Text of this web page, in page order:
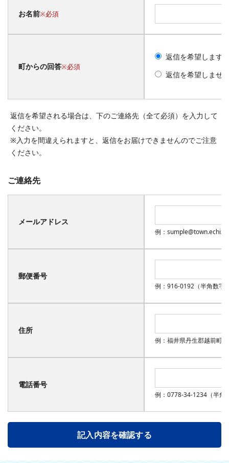
お名前※必須
町からの回答※必須
返信を希望します
返信を希望しませ
返信を希望される場合は、下のご連絡先（全て必須）を入力して
ください。
※入力を間違えられますと、返信をお届けできませんのでご注意
ください。
ご連絡先
メールアドレス
例：
郵便番号
例：916-0192（半角数字
住所
例：福井県丹生郡越前町
電話番号
例：0778-34-1234（半角
記入内容を確認する